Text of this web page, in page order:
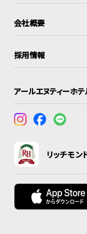
会社概要
採用情報
アールエヌティーホ
リッチモン